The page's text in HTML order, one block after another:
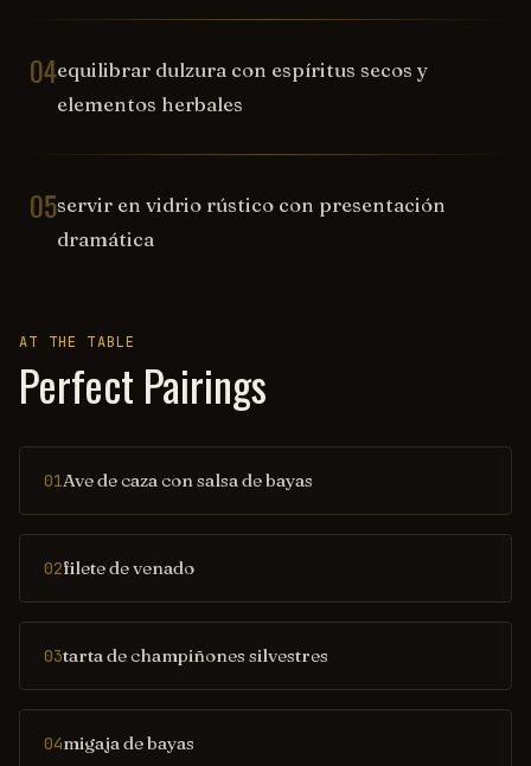
04equilibrar dulzura con espíritus secos y
elementos herbales
05servir en vidrio rústico con presentación
dramática
AT THE TABLE
Perfect Pairings
01Ave de caza con salsa de bayas
02filete de venado
03tarta de champiñones silvestres
04migaja de bayas